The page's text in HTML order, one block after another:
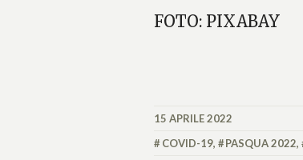
FOTO: PIXABAY
FEDERICO
15 APRILE 2022
COVID-19, PASQUA 2022,